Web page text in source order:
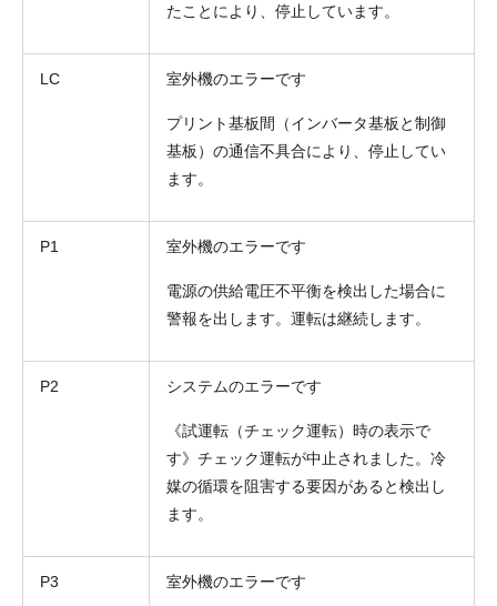
たことにより、停止しています。
LC 室外機のエラーです
プリント基板間（インバータ基板と制御
基板）の通信不具合により、停止してい
ます。
P1 室外機のエラーです
電源の供給電圧不平衡を検出した場合に
警報を出します。運転は継続します。
P2 システムのエラーです
《試運転（チェック運転）時の表示で
す》チェック運転が中止されました。冷
媒の循環を阻害する要因があると検出し
ます。
P3 室外機のエラーです